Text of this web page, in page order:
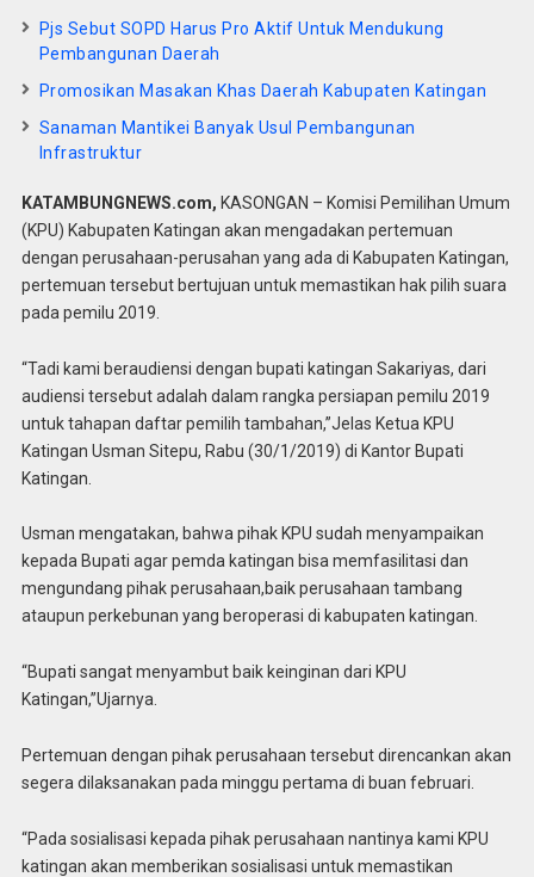
Pjs Sebut SOPD Harus Pro Aktif Untuk Mendukung
Pembangunan Daerah
Promosikan Masakan Khas Daerah Kabupaten Katingan
Sanaman Mantikei Banyak Usul Pembangunan
Infrastruktur
KATAMBUNGNEWS.com, KASONGAN – Komisi Pemilihan Umum
(KPU) Kabupaten Katingan akan mengadakan pertemuan
dengan perusahaan-perusahan yang ada di Kabupaten Katingan,
pertemuan tersebut bertujuan untuk memastikan hak pilih suara
pada pemilu 2019.
“Tadi kami beraudiensi dengan bupati katingan Sakariyas, dari
audiensi tersebut adalah dalam rangka persiapan pemilu 2019
untuk tahapan daftar pemilih tambahan,”Jelas Ketua KPU
Katingan Usman Sitepu, Rabu (30/1/2019) di Kantor Bupati
Katingan.
Usman mengatakan, bahwa pihak KPU sudah menyampaikan
kepada Bupati agar pemda katingan bisa memfasilitasi dan
mengundang pihak perusahaan,baik perusahaan tambang
ataupun perkebunan yang beroperasi di kabupaten katingan.
“Bupati sangat menyambut baik keinginan dari KPU
Katingan,”Ujarnya.
Pertemuan dengan pihak perusahaan tersebut direncankan akan
segera dilaksanakan pada minggu pertama di buan februari.
“Pada sosialisasi kepada pihak perusahaan nantinya kami KPU
katingan akan memberikan sosialisasi untuk memastikan